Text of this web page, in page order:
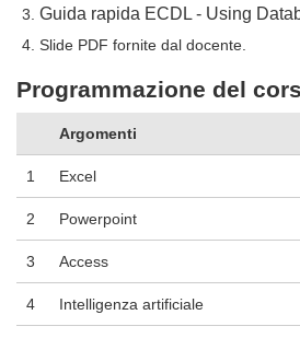
Guida rapida ECDL - Using
Slide PDF fornite dal docente.
Programmazione del
Argomenti
1 Excel
2 Powerpoint
3 Access
4 Intelligenza artificiale